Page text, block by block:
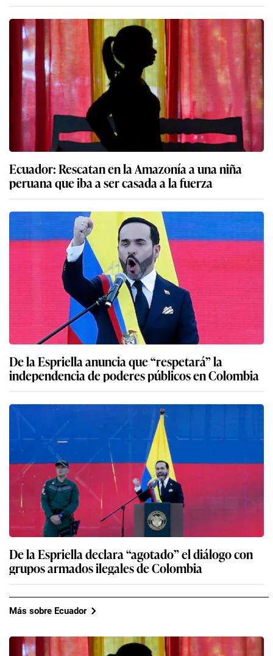
Ecuador: Rescatan en la Amazonía a una niña
peruana que iba a ser casada a la fuerza
De la Espriella anuncia que “respetará” la
independencia de poderes públicos en Colombia
De la Espriella declara “agotado” el diálogo con
grupos armados ilegales de Colombia
Más sobre Ecuador